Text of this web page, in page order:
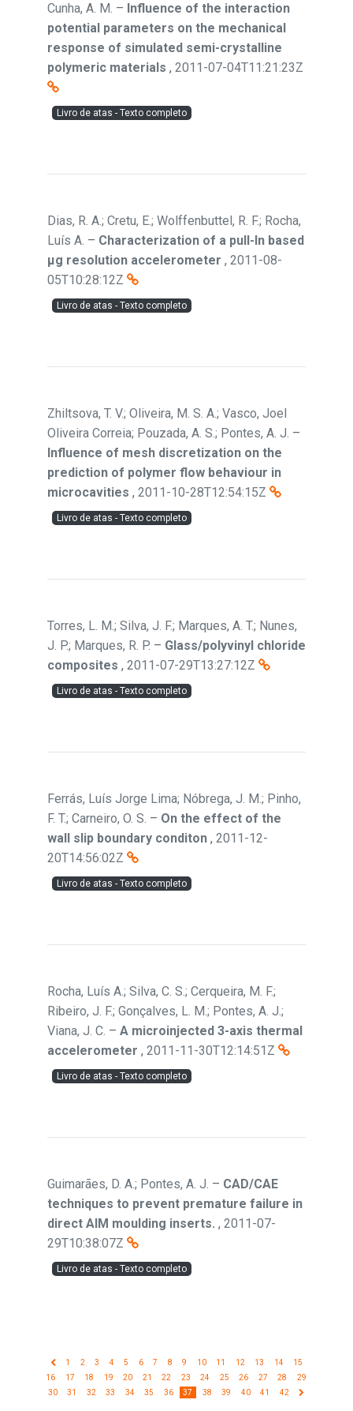
Cunha, A. M. – Influence of the interaction
potential parameters on the mechanical
response of simulated semi-crystalline
polymeric materials , 2011-07-04T11:21:23Z
Livro de atas - Texto completo
Dias, R. A.; Cretu, E.; Wolffenbuttel, R. F.; Rocha,
Luís A. – Characterization of a pull-In based
μg resolution accelerometer , 2011-08-
05T10:28:12Z
Livro de atas - Texto completo
Zhiltsova, T. V.; Oliveira, M. S. A.; Vasco, Joel
Oliveira Correia; Pouzada, A. S.; Pontes, A. J. –
Influence of mesh discretization on the
prediction of polymer flow behaviour in
microcavities , 2011-10-28T12:54:15Z
Livro de atas - Texto completo
Torres, L. M.; Silva, J. F.; Marques, A. T.; Nunes,
J. P.; Marques, R. P. – Glass/polyvinyl chloride
composites , 2011-07-29T13:27:12Z
Livro de atas - Texto completo
Ferrás, Luís Jorge Lima; Nóbrega, J. M.; Pinho,
F. T.; Carneiro, O. S. – On the effect of the
wall slip boundary conditon , 2011-12-
20T14:56:02Z
Livro de atas - Texto completo
Rocha, Luís A.; Silva, C. S.; Cerqueira, M. F.;
Ribeiro, J. F.; Gonçalves, L. M.; Pontes, A. J.;
Viana, J. C. – A microinjected 3-axis thermal
accelerometer , 2011-11-30T12:14:51Z
Livro de atas - Texto completo
Guimarães, D. A.; Pontes, A. J. – CAD/CAE
techniques to prevent premature failure in
direct AIM moulding inserts. , 2011-07-
29T10:38:07Z
Livro de atas - Texto completo
1 2 3 4 5 6 7 8 9 10 11 12 13 14
15
16
17 18 19 20 21 22 23 24 25 26 27 28
29
30
31 32 33 34 35 36 37 38 39 40 41 42